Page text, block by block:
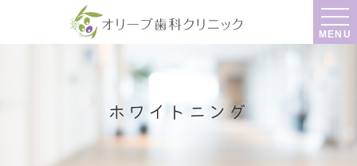
MENU
ホワイトニング